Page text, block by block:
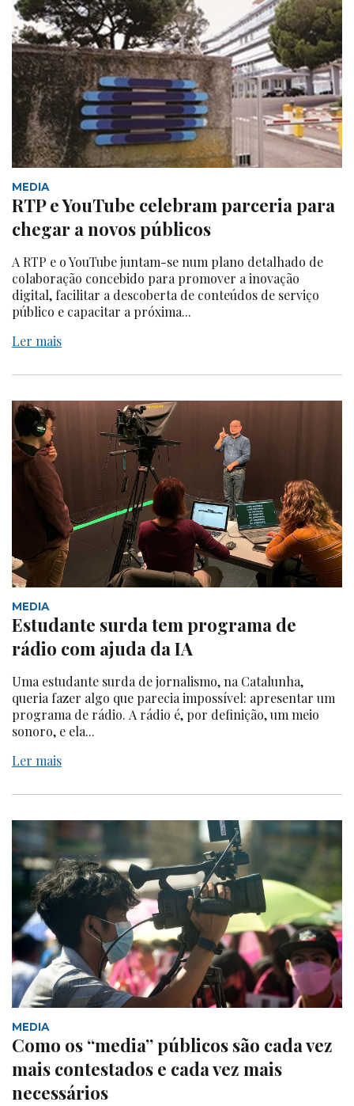
MEDIA
RTP e YouTube celebram parceria para
chegar a novos públicos
A RTP e o YouTube juntam-se num plano detalhado de
colaboração concebido para promover a inovação
digital, facilitar a descoberta de conteúdos de serviço
público e capacitar a próxima...
Ler mais
MEDIA
Estudante surda tem programa de
rádio com ajuda da IA
Uma estudante surda de jornalismo, na Catalunha,
queria fazer algo que parecia impossível: apresentar um
programa de rádio. A rádio é, por definição, um meio
sonoro, e ela...
Ler mais
MEDIA
Como os “media” públicos são cada vez
mais contestados e cada vez mais
necessários